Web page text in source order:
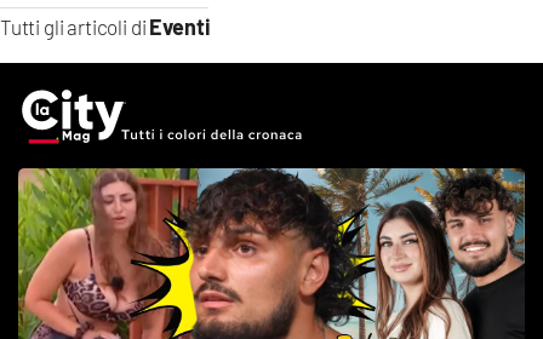
Tutti gli articoli di Eventi